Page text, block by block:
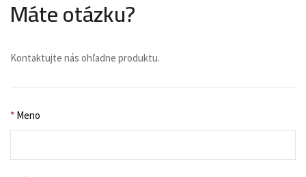
Máte otázku?
Kontaktujte nás ohľadne produktu.
* Meno